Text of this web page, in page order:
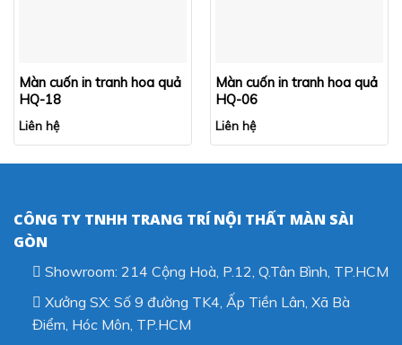
Màn cuốn in tranh hoa quả
HQ-18
Liên hệ
Màn cuốn in tranh hoa quả
HQ-06
Liên hệ
CÔNG TY TNHH TRANG TRÍ NỘI THẤT MÀN SÀI
GÒN
Showroom: 214 Cộng Hoà, P.12, Q.Tân Bình, TP.HCM
Xưởng SX: Số 9 đường TK4, Ấp Tiền Lân, Xã Bà
Điểm, Hóc Môn, TP.HCM